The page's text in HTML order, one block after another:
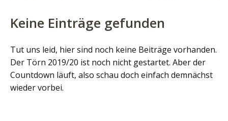
Keine Einträge gefunden
Tut uns leid, hier sind noch keine Beiträge vorhanden.
Der Törn 2019/20 ist noch nicht gestartet. Aber der
Countdown läuft, also schau doch einfach demnächst
wieder vorbei.